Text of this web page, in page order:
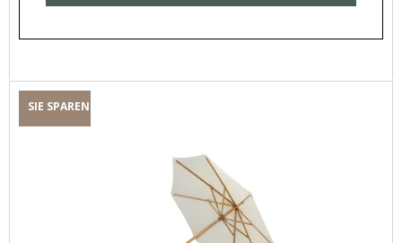
SIE SPAREN